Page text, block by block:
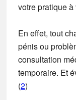
votre pratique à
En effet, tout
pénis ou
consultation
temporaire. Et
(2)